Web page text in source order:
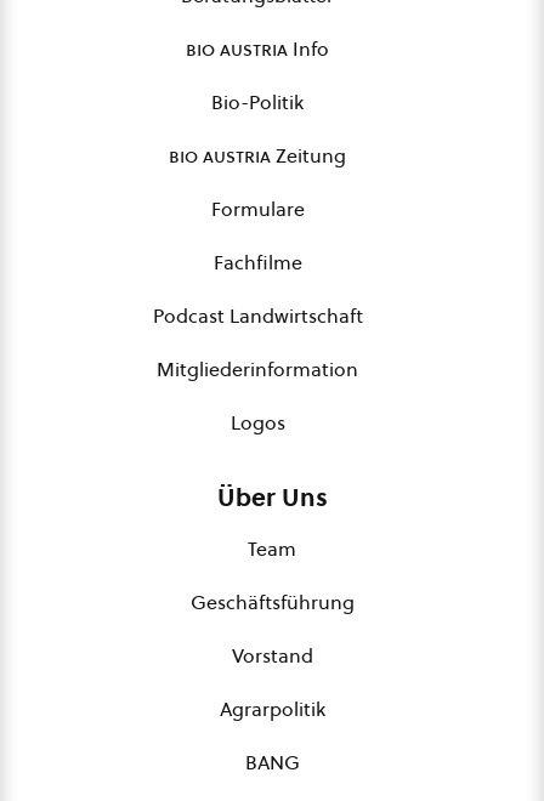
bio austria Info
Bio-Politik
bio austriaZeitung
Formulare
Fachfilme
Podcast Landwirtschaft
Mitgliederinformation
Logos
Über Uns
Team
Geschäftsführung
Vorstand
Agrarpolitik
BANG